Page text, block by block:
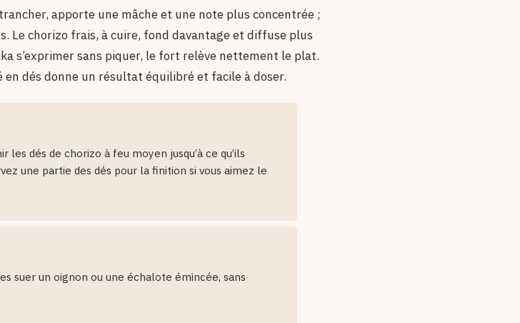
apporte une mâche et une note plus concentrée ;
Le chorizo frais, à cuire, fond davantage et diffuse plus
s’exprimer sans piquer, le fort relève nettement le plat.
dés donne un résultat équilibré et facile à doser.
les dés de chorizo à feu moyen jusqu’à ce qu’ils
une partie des dés pour la finition si vous aimez le
suer un oignon ou une échalote émincée, sans